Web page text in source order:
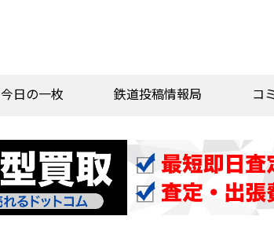
今日の一枚 鉄道投稿情報局 コ